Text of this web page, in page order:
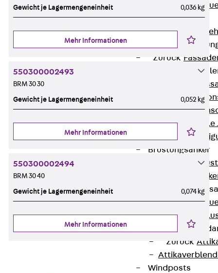
Zurück
GRIPRIP®
Zurück
Winkelkonsole
Brüstungsanker
Zurück
Attika-
Zurück
Windposts
Gewicht je Lagermengeneinheit 0,036 kg
Mehr Informationen
550300002493
BRM 30 30
Gewicht je Lagermengeneinheit 0,052 kg
Mehr Informationen
550300002494
BRM 30 40
Gewicht je Lagermengeneinheit 0,074 kg
Mehr Informationen